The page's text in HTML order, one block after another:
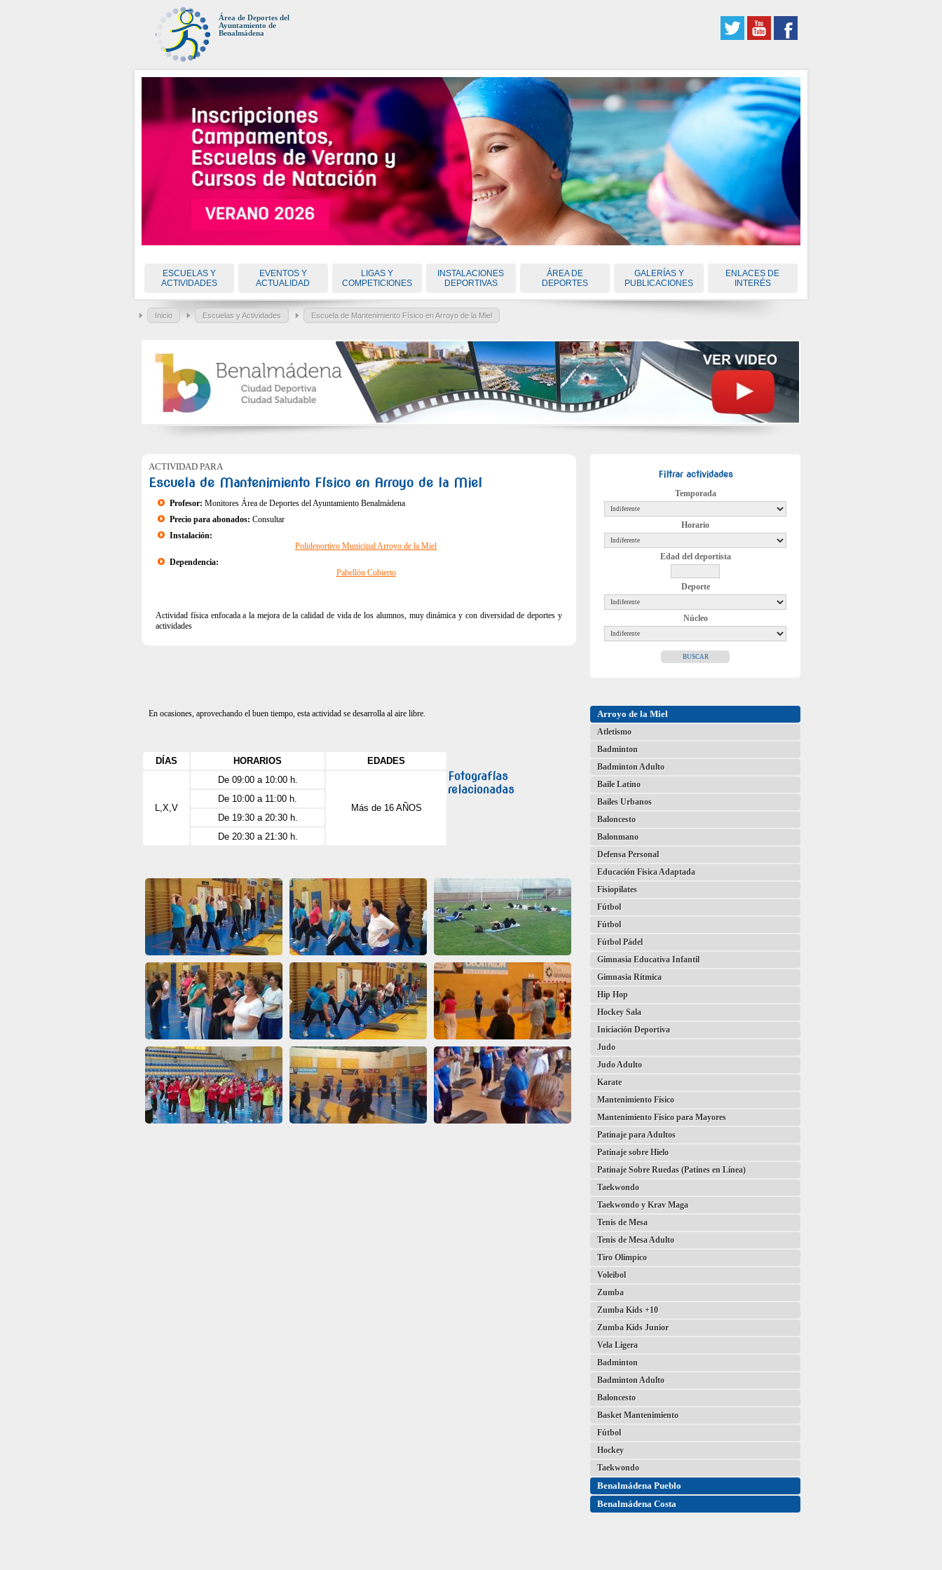
Área de Deportes del
Ayuntamiento de
Benalmádena
ESCUELAS Y
ACTIVIDADES
EVENTOS Y
ACTUALIDAD
LIGAS Y
COMPETICIONES
INSTALACIONES
DEPORTIVAS
ÁREA DE
DEPORTES
GALERÍAS Y
PUBLICACIONES
ENLACES DE
INTERÉS
Inicio Escuelas y Actividades Escuela de Mantenimiento Físico en Arroyo de la Miel
ACTIVIDAD PARA
Escuela de Mantenimiento Físico en Arroyo de la Miel
Profesor: Monitores Área de Deportes del Ayuntamiento Benalmádena
Precio para abonados: Consultar
Instalación:
Polideportivo Municipal Arroyo de la Miel
Dependencia:
Pabellón Cubierto
Actividad física enfocada a la mejora de la calidad de vida de los alumnos, muy dinámica y con diversidad de deportes y
actividades
En ocasiones, aprovechando el buen tiempo, esta actividad se desarrolla al aire libre.
DÍAS HORARIOS EDADES
L,X,V
De 09:00 a 10:00 h.
Más de 16 AÑOS
De 10:00 a 11:00 h.
De 19:30 a 20:30 h.
De 20:30 a 21:30 h.
Fotografías
relacionadas
Filtrar actividades
Temporada
Horario
Edad del deportista
Deporte
Núcleo
Arroyo de la Miel
Atletismo
Badminton
Badminton Adulto
Baile Latino
Bailes Urbanos
Baloncesto
Balonmano
Defensa Personal
Educación Fisica Adaptada
Fisiopilates
Fútbol
Fútbol
Fútbol Pádel
Gimnasia Educativa Infantil
Gimnasia Rítmica
Hip Hop
Hockey Sala
Iniciación Deportiva
Judo
Judo Adulto
Karate
Mantenimiento Físico
Mantenimiento Físico para Mayores
Patinaje para Adultos
Patinaje sobre Hielo
Patinaje Sobre Ruedas (Patines en Línea)
Taekwondo
Taekwondo y Krav Maga
Tenis de Mesa
Tenis de Mesa Adulto
Tiro Olímpico
Voleibol
Zumba
Zumba Kids +10
Zumba Kids Junior
Vela Ligera
Badminton
Badminton Adulto
Baloncesto
Basket Mantenimiento
Fútbol
Hockey
Taekwondo
Benalmádena Pueblo
Benalmádena Costa